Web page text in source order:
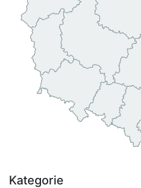
Kategorie